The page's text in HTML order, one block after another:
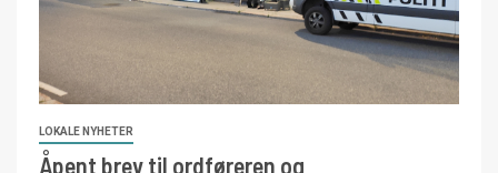
LOKALE NYHETER
Åpent brev til ordføreren og